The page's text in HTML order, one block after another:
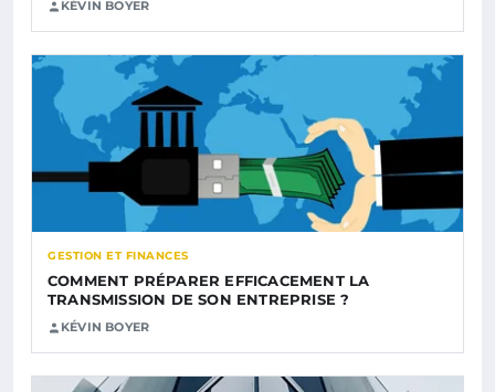
KÉVIN BOYER
GESTION ET FINANCES
COMMENT PRÉPARER EFFICACEMENT LA
TRANSMISSION DE SON ENTREPRISE ?
KÉVIN BOYER